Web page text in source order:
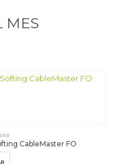
M ES
CableMaster FO